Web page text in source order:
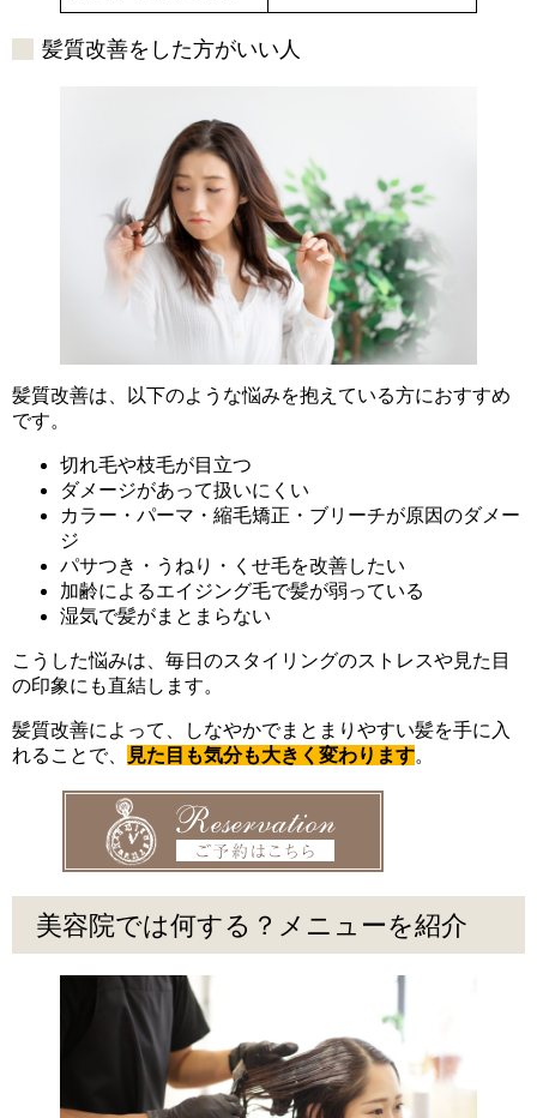
髪質改善をした方がいい人
髪質改善は、以下のような悩みを抱えている方におすすめ
です。
切れ毛や枝毛が目立つ
ダメージがあって扱いにくい
カラー・パーマ・縮毛矯正・ブリーチが原因のダメー
ジ
パサつき・うねり・くせ毛を改善したい
加齢によるエイジング毛で髪が弱っている
湿気で髪がまとまらない
こうした悩みは、毎日のスタイリングのストレスや見た目
の印象にも直結します。
髪質改善によって、しなやかでまとまりやすい髪を手に入
れることで、
見た目も気分も大きく変わります。
美容院では何する？メニューを紹介